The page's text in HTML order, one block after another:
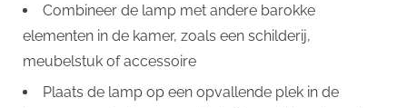
Combineer de lamp met andere barokke
elementen in de kamer, zoals een schilderij,
meubelstuk of accessoire
Plaats de lamp op een opvallende plek in de